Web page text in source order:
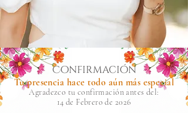
Confirmación
Tu presencia hace todo aún más especial
Agradezco tu confirmación antes del:
14 de Febrero de 2026